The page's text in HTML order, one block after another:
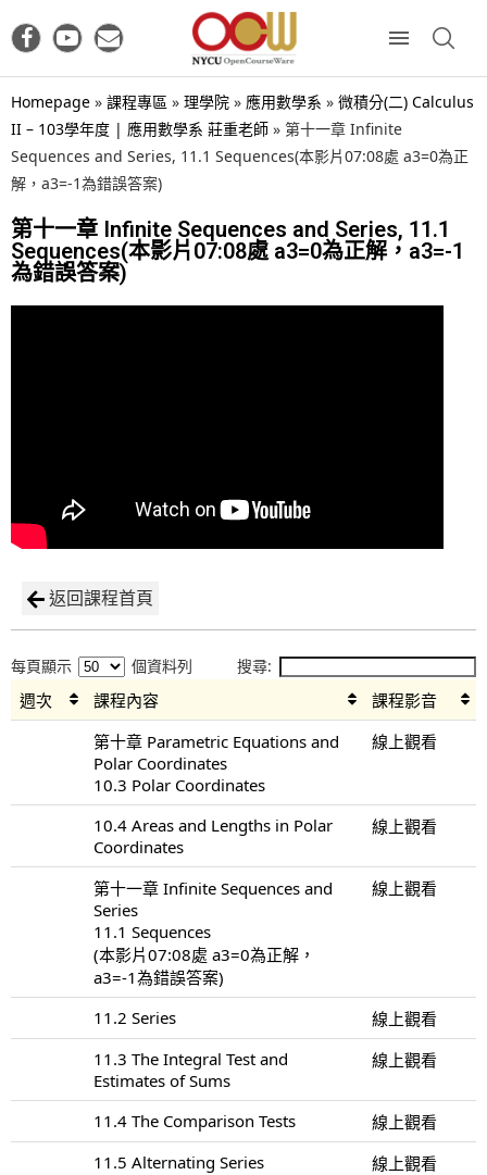
Homepage » 課程專區 » 理學院 » 應用數學系 » 微積分(二) Calculus
II – 103學年度 | 應用數學系 莊重老師 » 第十一章 Infinite
Sequences and Series, 11.1 Sequences(本影片07:08處 a3=0為正
解，a3=-1為錯誤答案)
第十一章 Infinite Sequences and Series, 11.1
Sequences(本影片07:08處 a3=0為正解，a3=-1
為錯誤答案)
返回課程首頁
每頁顯示 個資料列 搜尋:
週次 課程內容
課程影音
第十章 Parametric Equations and
Polar Coordinates
10.3 Polar Coordinates
線上觀看
10.4 Areas and Lengths in Polar
Coordinates
線上觀看
第十一章 Infinite Sequences and
Series
11.1 Sequences
(本影片07:08處 a3=0為正解，
a3=-1為錯誤答案)
線上觀看
11.2 Series
線上觀看
11.3 The Integral Test and
Estimates of Sums
線上觀看
11.4 The Comparison Tests
線上觀看
11.5 Alternating Series
線上觀看